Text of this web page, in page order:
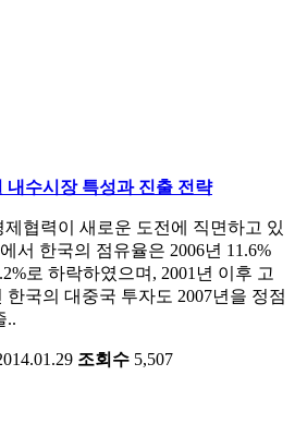
내수시장 특성과 진출 전략
협력이 새로운 도전에 직면하고 있
서 한국의 점유율은 2006년 11.6%
로 하락하였으며, 2001년 이후 고
국의 대중국 투자도 2007년을 정점
..
조회수 5,507